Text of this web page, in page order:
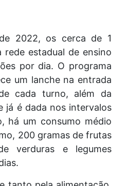
2022, os cerca de 1
rede estadual de ensino
por dia. O programa
um lanche na entrada
cada turno, além da
já é dada nos intervalos
há um consumo médio
200 gramas de frutas
verduras e legumes